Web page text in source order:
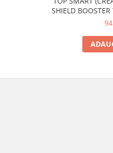
SHIELD BOOSTER